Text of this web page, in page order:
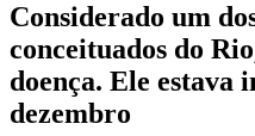
Considerado um
conceituados do
doença. Ele estava
dezembro